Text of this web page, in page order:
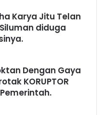
Karya Jitu Telan
diduga
Dengan Gaya
KORUPTOR